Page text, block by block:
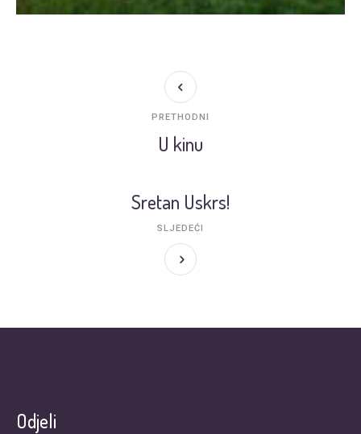
U kinu
PRETHODNI
Sretan Uskrs!
SLJEDEĆI
Odjeli